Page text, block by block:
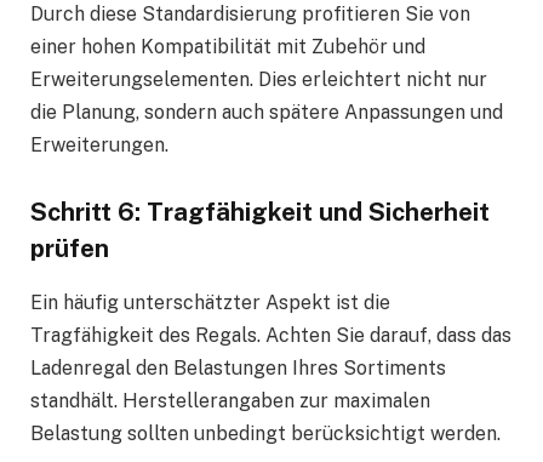
Durch diese Standardisierung profitieren Sie von
einer hohen Kompatibilität mit Zubehör und
Erweiterungselementen. Dies erleichtert nicht nur
die Planung, sondern auch spätere Anpassungen und
Erweiterungen.
Schritt 6: Tragfähigkeit und Sicherheit
prüfen
Ein häufig unterschätzter Aspekt ist die
Tragfähigkeit des Regals. Achten Sie darauf, dass das
Ladenregal den Belastungen Ihres Sortiments
standhält. Herstellerangaben zur maximalen
Belastung sollten unbedingt berücksichtigt werden.